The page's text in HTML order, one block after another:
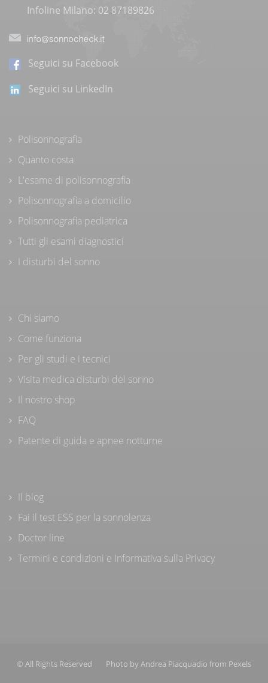
Infoline Milano: 02 87189826
Seguici su Facebook
Seguici su LinkedIn
Polisonnografia
Quanto costa
L'esame di polisonnografia
Polisonnografia a domicilio
Polisonnografia pediatrica
Tutti gli esami diagnostici
I disturbi del sonno
Chi siamo
Come funziona
Per gli studi e i tecnici
Visita medica disturbi del sonno
Il nostro shop
FAQ
Patente di guida e apnee notturne
Il blog
Fai il test ESS per la sonnolenza
Doctor line
Termini e condizioni e Informativa sulla Privacy
© All Rights Reserved Photo by Andrea Piacquadio from Pexels